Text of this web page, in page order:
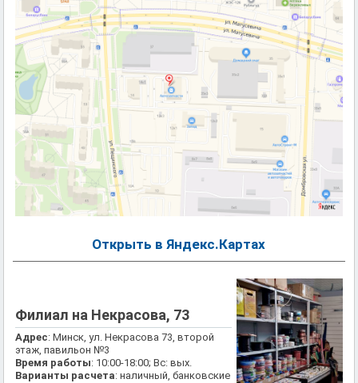
Открыть в Яндекс.Картах
Филиал на Некрасова, 73
Адрес: Минск, ул. Некрасова 73, второй
этаж, павильон №3
Время работы: 10:00-18:00; Вс: вых.
Варианты расчета: наличный, банковские